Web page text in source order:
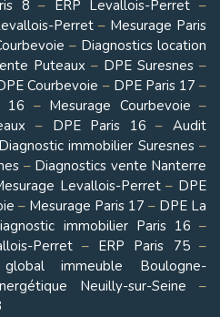
8 – ERP Levallois-Perret –
Perret– Mesurage Paris
– Diagnostics location
Puteaux – DPE Suresnes –
Courbevoie – DPE Paris 17 –
16 – Mesurage Courbevoie –
– DPE Paris 16 – Audit
Diagnostic immobilier Suresnes–
– Diagnostics vente Nanterre
Levallois-Perret– DPE
– Mesurage Paris 17 – DPE La
immobilier Paris 16 –
Perret– ERP Paris 75–
immeuble Boulogne-
Neuilly-sur-Seine –